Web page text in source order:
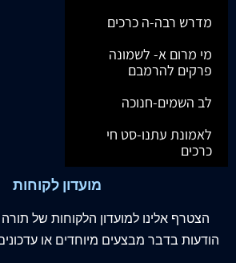
מדרש רבה-ה כרכים
מי מרום א- לשמונה
פרקים להרמבם
לב השמים-חנוכה
לאמונת עתנו-סט חי
כרכים
מועדון לקוחות
הצטרף אלינו למועדון הלקוחות של
הודעות בדבר מבצעים מיוחדים או